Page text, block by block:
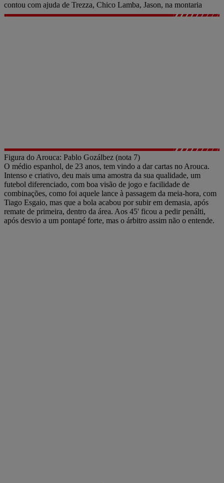
contou com ajuda de Trezza, Chico Lamba, Jason, na montaria
Figura do Arouca: Pablo Gozálbez (nota 7)
O médio espanhol, de 23 anos, tem vindo a dar cartas no Arouca.
Intenso e criativo, deu mais uma amostra da sua qualidade, um
futebol diferenciado, com boa visão de jogo e facilidade de
combinações, como foi aquele lance à passagem da meia-hora, com
Tiago Esgaio, mas que a bola acabou por subir em demasia, após
remate de primeira, dentro da área. Aos 45' ficou a pedir penálti,
após desvio a um pontapé forte, mas o árbitro assim não o entende.